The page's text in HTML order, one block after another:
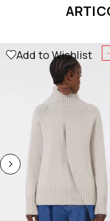
Add to Wishlist